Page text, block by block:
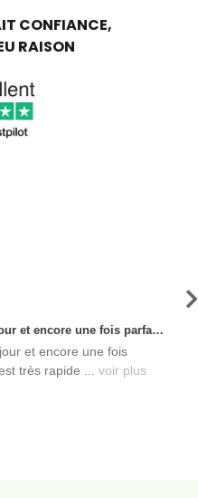
CONFIANCE,
RAISON
Nouvelle commande reçue ce jour et encore une fois parfaitement satisfaite, l'envoi est très rapide et les produits sont toujours conditionnés de manière personnalisés. L'avantage de commander auprès de créateurs indépendants.
et encore une fois
très rapide ... voir plus